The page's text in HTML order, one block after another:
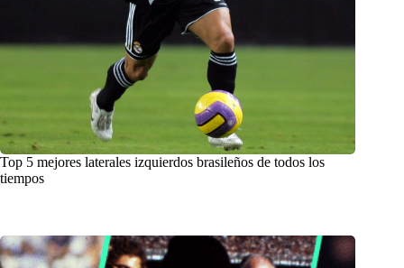
Top 5 mejores laterales izquierdos brasileños de todos los
tiempos